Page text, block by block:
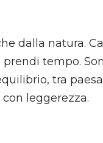
dalla natura.
tempo.
tra
leggerezza.